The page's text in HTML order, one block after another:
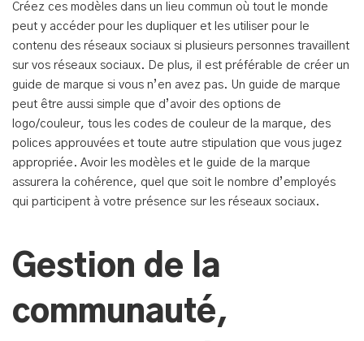
Créez ces modèles dans un lieu commun où tout le monde
peut y accéder pour les dupliquer et les utiliser pour le
contenu des réseaux sociaux si plusieurs personnes travaillent
sur vos réseaux sociaux. De plus, il est préférable de créer un
guide de marque si vous n’en avez pas. Un guide de marque
peut être aussi simple que d’avoir des options de
logo/couleur, tous les codes de couleur de la marque, des
polices approuvées et toute autre stipulation que vous jugez
appropriée. Avoir les modèles et le guide de la marque
assurera la cohérence, quel que soit le nombre d’employés
qui participent à votre présence sur les réseaux sociaux.
Gestion de la
communauté,